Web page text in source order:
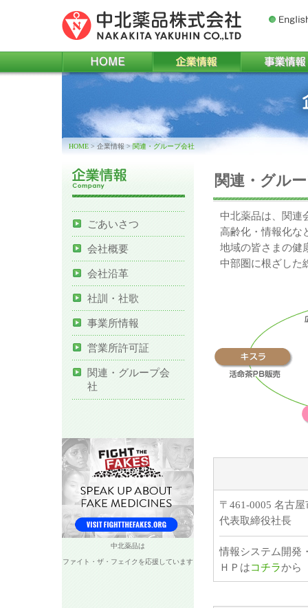
HOME > 企業情報>関連・グループ会社
関連・グル
中北薬品は、関連
高齢化・情報化な
地域の皆さまの健
中部圏に根ざした
〒461-0005 名古
代表取締役社
情報システム開発
ＨＰはコチラから
ごあいさつ
会社概要
会社沿革
社訓・社歌
事業所情報
営業所許可証
関連・グループ会
社
中北薬品は
ファイト・ザ・フェイクを応援しています